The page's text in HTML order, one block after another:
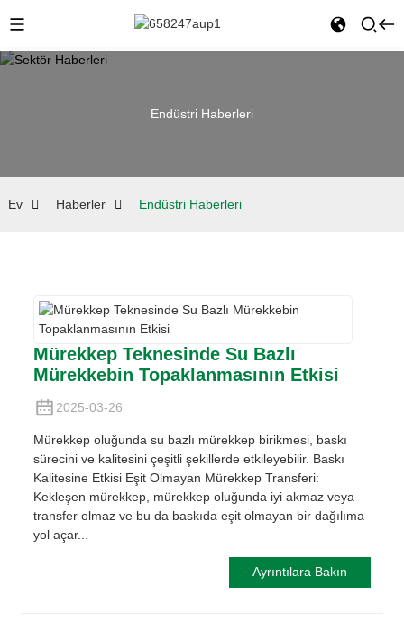
Endüstri Haberleri
Ev Haberler Endüstri Haberleri
Mürekkep Teknesinde Su Bazlı
Mürekkebin Topaklanmasının Etkisi
2025-03-26
Mürekkep oluğunda su bazlı mürekkep birikmesi, baskı
sürecini ve kalitesini çeşitli şekillerde etkileyebilir. Baskı
Kalitesine Etkisi Eşit Olmayan Mürekkep Transferi:
Kekleşen mürekkep, mürekkep oluğunda iyi akmaz veya
transfer olmaz ve bu da baskıda eşit olmayan bir dağılıma
yol açar...
Ayrıntılara Bakın